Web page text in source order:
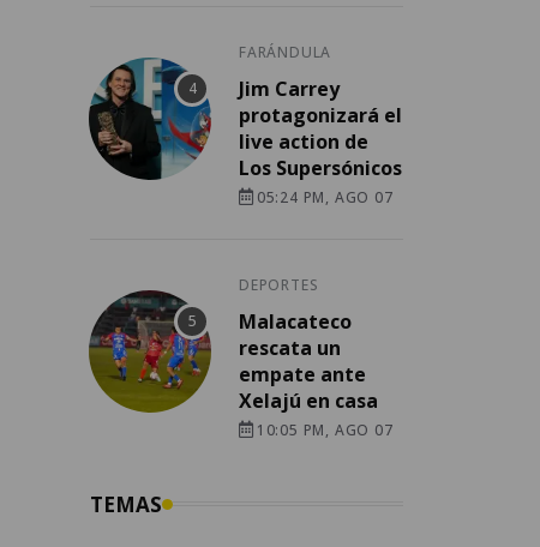
FARÁNDULA
Jim Carrey
protagonizará el
live action de
Los Supersónicos
05:24 PM, AGO 07
DEPORTES
Malacateco
rescata un
empate ante
Xelajú en casa
10:05 PM, AGO 07
TEMAS